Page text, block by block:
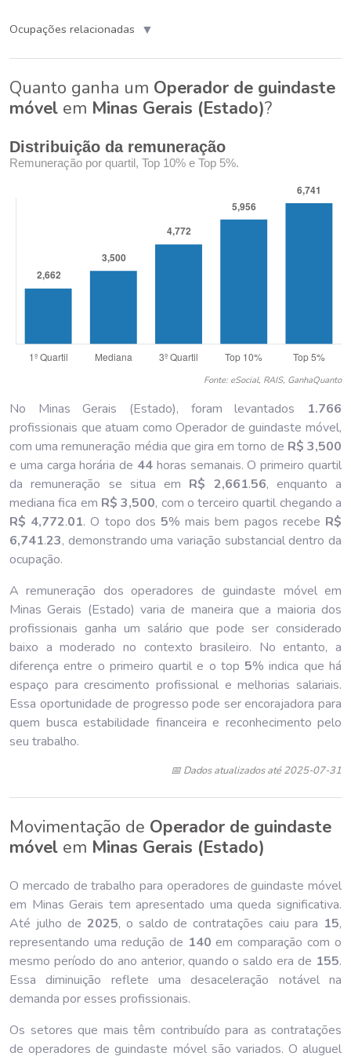
Ocupações relacionadas ▼
Quanto ganha um Operador de guindaste
móvel em Minas Gerais (Estado)?
Distribuição da remuneração
Remuneração por quartil, Top 10% e Top 5%.
Fonte: eSocial, RAIS, GanhaQuanto
No Minas Gerais (Estado), foram levantados 1.766
profissionais que atuam como Operador de guindaste móvel,
com uma remuneração média que gira em torno de R$ 3,500
e uma carga horária de 44 horas semanais. O primeiro quartil
da remuneração se situa em R$ 2,661.56, enquanto a
mediana fica em R$ 3,500, com o terceiro quartil chegando a
R$ 4,772.01. O topo dos 5% mais bem pagos recebe R$
6,741.23, demonstrando uma variação substancial dentro da
ocupação.
A remuneração dos operadores de guindaste móvel em
Minas Gerais (Estado) varia de maneira que a maioria dos
profissionais ganha um salário que pode ser considerado
baixo a moderado no contexto brasileiro. No entanto, a
diferença entre o primeiro quartil e o top 5% indica que há
espaço para crescimento profissional e melhorias salariais.
Essa oportunidade de progresso pode ser encorajadora para
quem busca estabilidade financeira e reconhecimento pelo
seu trabalho.
📅 Dados atualizados até 2025-07-31
Movimentação de Operador de guindaste
móvel em Minas Gerais (Estado)
O mercado de trabalho para operadores de guindaste móvel
em Minas Gerais tem apresentado uma queda significativa.
Até julho de 2025, o saldo de contratações caiu para 15,
representando uma redução de 140 em comparação com o
mesmo período do ano anterior, quando o saldo era de 155.
Essa diminuição reflete uma desaceleração notável na
demanda por esses profissionais.
Os setores que mais têm contribuído para as contratações
de operadores de guindaste móvel são variados. O aluguel